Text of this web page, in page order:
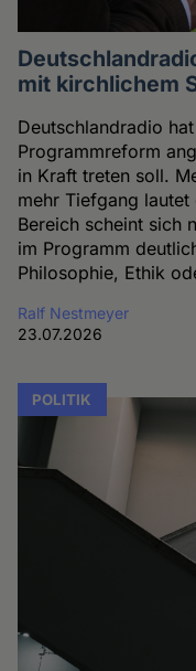
mit kirchlichem
Deutschlandradio
Programmreform
in Kraft treten soll.
mehr Tiefgang
Bereich scheint sich
im Programm
Philosophie, Ethik
Ralf Nestmeyer
23.07.2026
POLITIK